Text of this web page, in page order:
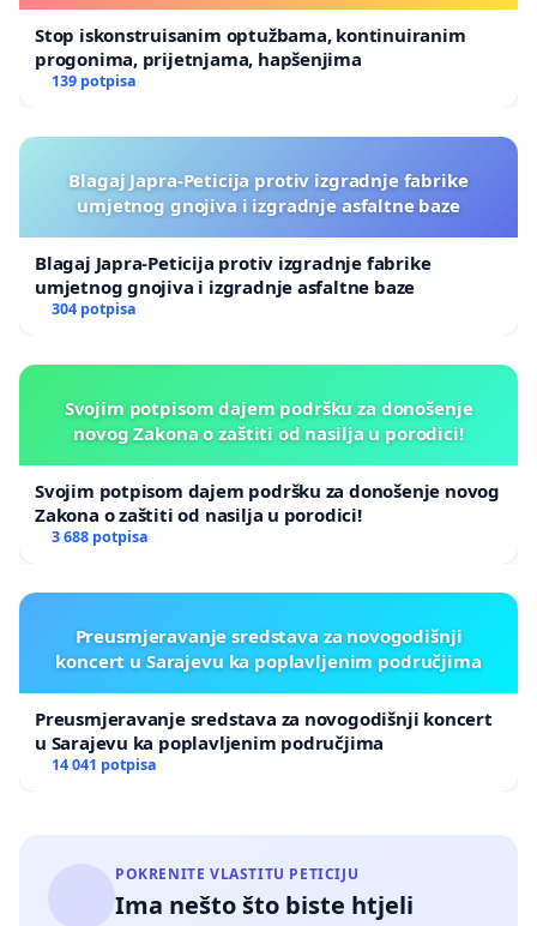
Stop iskonstruisanim optužbama, kontinuiranim
progonima, prijetnjama, hapšenjima
139 potpisa
Blagaj Japra-Peticija protiv izgradnje fabrike
umjetnog gnojiva i izgradnje asfaltne baze
Blagaj Japra-Peticija protiv izgradnje fabrike
umjetnog gnojiva i izgradnje asfaltne baze
304 potpisa
Svojim potpisom dajem podršku za donošenje
novog Zakona o zaštiti od nasilja u porodici!
Svojim potpisom dajem podršku za donošenje novog
Zakona o zaštiti od nasilja u porodici!
3 688 potpisa
Preusmjeravanje sredstava za novogodišnji
koncert u Sarajevu ka poplavljenim područjima
Preusmjeravanje sredstava za novogodišnji koncert
u Sarajevu ka poplavljenim područjima
14 041 potpisa
POKRENITE VLASTITU PETICIJU
Ima nešto što biste htjeli